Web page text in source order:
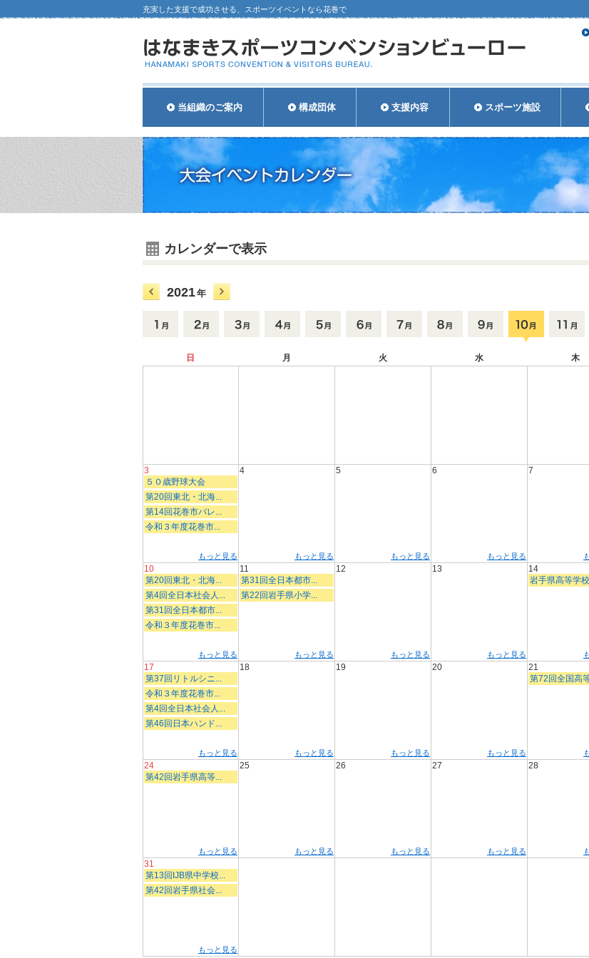
充実した支援で成功させる、スポーツイベントなら花巻で
当組織のご案内 構成団体 支援内容 スポーツ施設
カレンダーで表示
2021年
日 月 火 水 木
3
５０歳野球大会
第20回東北・北海...
第14回花巻市バレ...
令和３年度花巻市...
もっと見る
4
もっと見る
5
もっと見る
6
もっと見る
7
10
第20回東北・北海...
第4回全日本社会人...
第31回全日本都市...
令和３年度花巻市...
もっと見る
11
第31回全日本都市...
第22回岩手県小学...
もっと見る
12
もっと見る
13
もっと見る
14
岩手県高等学
17
第37回リトルシニ...
令和３年度花巻市...
第4回全日本社会人...
第46回日本ハンド...
もっと見る
18
もっと見る
19
もっと見る
20
もっと見る
21
第72回全国高
24
第42回岩手県高等...
もっと見る
25
もっと見る
26
もっと見る
27
もっと見る
28
31
第13回IJB県中学校...
第42回岩手県社会...
もっと見る